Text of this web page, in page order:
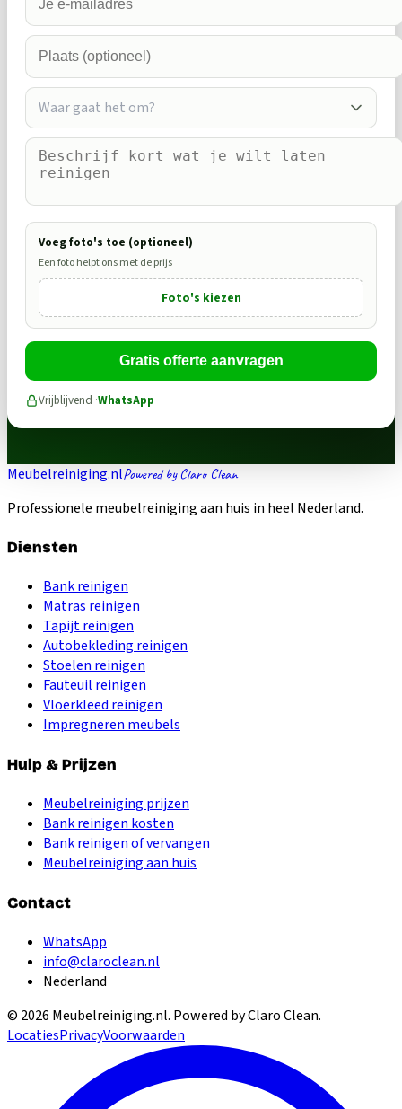
Waar gaat het om?
Voeg foto's toe (optioneel)
Een foto helpt ons met de prijs
Foto's kiezen
Gratis offerte aanvragen
Vrijblijvend ·WhatsApp
Meubelreiniging.nlPowered by Claro Clean
Professionele meubelreiniging aan huis in heel Nederland.
Diensten
Bank reinigen
Matras reinigen
Tapijt reinigen
Autobekleding reinigen
Stoelen reinigen
Fauteuil reinigen
Vloerkleed reinigen
Impregneren meubels
Hulp & Prijzen
Meubelreiniging prijzen
Bank reinigen kosten
Bank reinigen of vervangen
Meubelreiniging aan huis
Contact
WhatsApp
info@claroclean.nl
Nederland
© 2026 Meubelreiniging.nl. Powered by Claro Clean.
LocatiesPrivacyVoorwaarden